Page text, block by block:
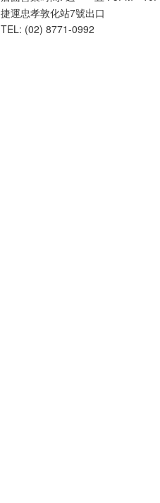
捷運忠孝敦化站7號出口
TEL: (02) 8771-0992